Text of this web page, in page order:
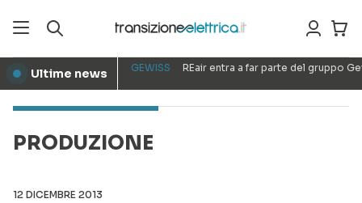
● Ultime news GEWISS REair entra a far parte del gruppo
PRODUZIONE
12 DICEMBRE 2013